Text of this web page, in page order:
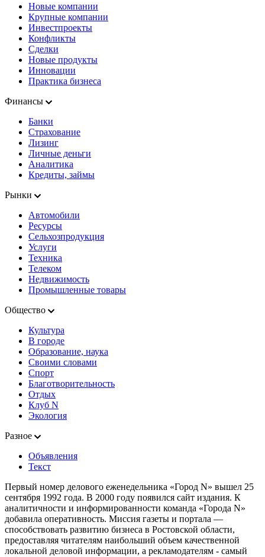
Новые компании
Крупные компании
Инвестпроекты
Конфликты
Сделки
Новые продукты
Инновации
Практика бизнеса
Финансы
Банки
Страхование
Лизинг
Личные деньги
Аналитика
Кредиты, займы
Рынки
Автомобили
Ресурсы
Сельхозпродукция
Услуги
Техника
Телеком
Недвижимость
Промышленные товары
Общество
Культура
В городе
Образование, наука
Своими словами
Спорт
Благотворительность
Отдых
Клуб N
Экология
Разное
Объявления
Текст
Первый номер делового еженедельника «Город N» вышел 25
сентября 1992 года. В 2000 году появился сайт издания. К
аналитичности и информированности команда «Города N»
добавила оперативность. Миссия газеты и портала —
способствовать развитию бизнеса в Ростовской области,
предоставляя читателям наибольший объем качественной
локальной деловой информации, а рекламодателям - самый